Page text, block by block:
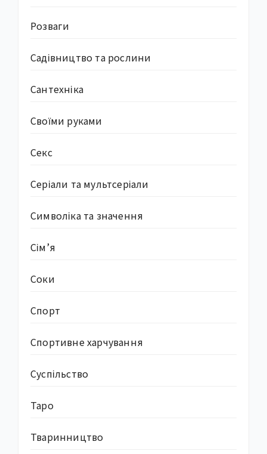
Розваги
Садівництво та рослини
Сантехніка
Своїми руками
Секс
Серіали та мультсеріали
Символіка та значення
Сім’я
Соки
Спорт
Спортивне харчування
Суcпільство
Таро
Тваринництво